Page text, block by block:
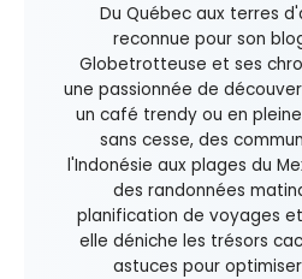
Du Québec aux terres
reconnue pour son
Globetrotteuse et ses
une passionnée de
un café trendy ou en
sans cesse, des
l'Indonésie aux plages du
des randonnées
planification de voyages
elle déniche les trésors
astuces pour